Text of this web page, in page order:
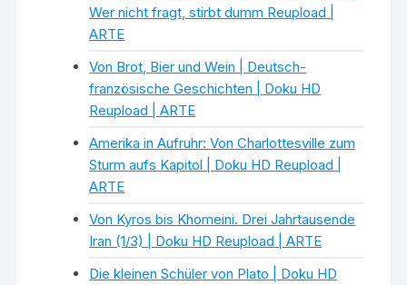
Wer nicht fragt, stirbt dumm Reupload |
ARTE
Von Brot, Bier und Wein | Deutsch-
französische Geschichten | Doku HD
Reupload | ARTE
Amerika in Aufruhr: Von Charlottesville zum
Sturm aufs Kapitol | Doku HD Reupload |
ARTE
Von Kyros bis Khomeini. Drei Jahrtausende
Iran (1/3) | Doku HD Reupload | ARTE
Die kleinen Schüler von Plato | Doku HD